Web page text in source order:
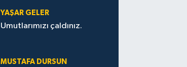
YAŞAR GELER
Umutlarımızı çaldınız.
MUSTAFA DURSUN